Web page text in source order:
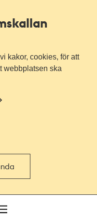
kakor, cookies, för att
webbplatsen ska